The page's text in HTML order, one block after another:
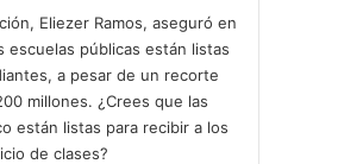
Eliezer Ramos, aseguró en
escuelas públicas están listas
a pesar de un recorte
millones. ¿Crees que las
están listas para recibir a los
de clases?